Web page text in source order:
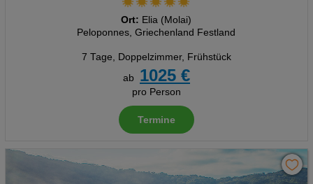
Ort: Elia (Molai)
Peloponnes, Griechenland Festland
7 Tage, Doppelzimmer, Frühstück
ab
1025 €
pro Person
Termine